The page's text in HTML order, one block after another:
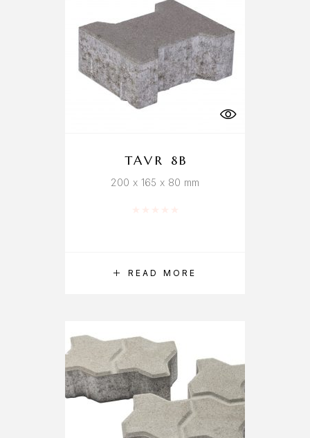
READ MORE
TAVR 8B
200 x 165 x 80 mm